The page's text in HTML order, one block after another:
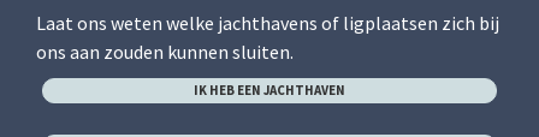
Laat ons weten welke jachthavens of ligplaatsen zich bij
ons aan zouden kunnen sluiten.
IK HEB EEN JACHTHAVEN